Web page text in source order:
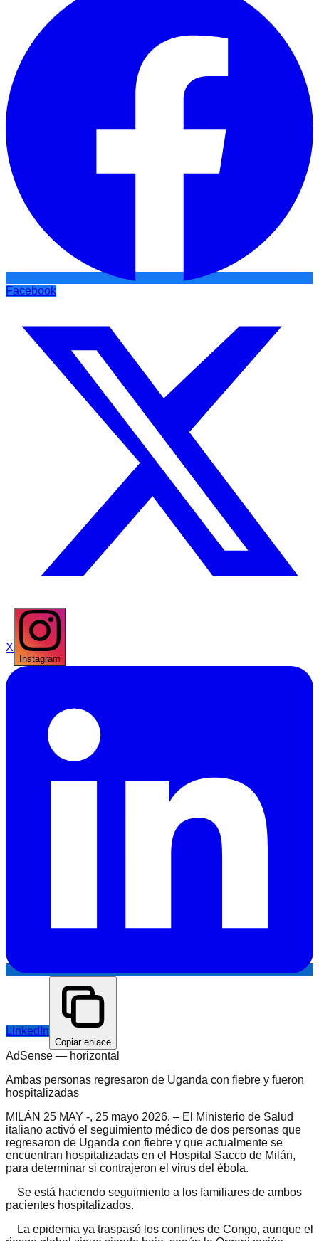
Facebook
X
Instagram
LinkedIn
Copiar enlace
AdSense — horizontal
Ambas personas regresaron de Uganda con fiebre y fueron
hospitalizadas
MILÁN 25 MAY -, 25 mayo 2026. – El Ministerio de Salud
italiano activó el seguimiento médico de dos personas que
regresaron de Uganda con fiebre y que actualmente se
encuentran hospitalizadas en el Hospital Sacco de Milán,
para determinar si contrajeron el virus del ébola.
Se está haciendo seguimiento a los familiares de ambos
pacientes hospitalizados.
La epidemia ya traspasó los confines de Congo, aunque el